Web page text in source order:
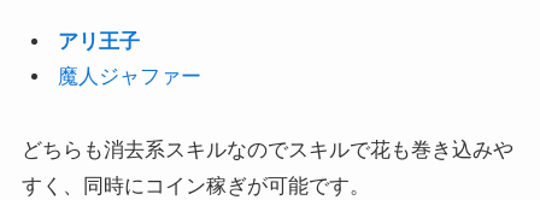
ア リ王子
魔人ジャファー
どちらも消去系スキルなのでスキルで花も巻き込みや
すく、同時にコイン稼ぎが可能です。